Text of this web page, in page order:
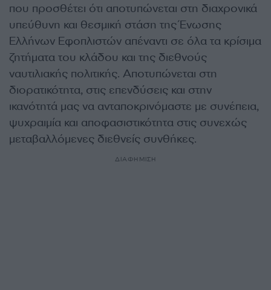
που προσθέτει ότι αποτυπώνεται στη διαχρονικά
υπεύθυνη και θεσμική στάση της Ένωσης
Ελλήνων Εφοπλιστών απέναντι σε όλα τα κρίσιμα
ζητήματα του κλάδου και της διεθνούς
ναυτιλιακής πολιτικής. Αποτυπώνεται στη
διορατικότητα, στις επενδύσεις και στην
ικανότητά μας να ανταποκρινόμαστε με συνέπεια,
ψυχραιμία και αποφασιστικότητα στις συνεχώς
μεταβαλλόμενες διεθνείς συνθήκες.
ΔΙΑΦΗΜΙΣΗ